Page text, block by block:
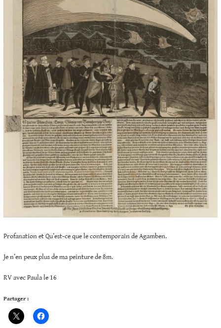
Profanation et Qu’est-ce que le contemporain de Agamben.
Je n’en peux plus de ma peinture de 8m.
RV avec Paula le 16
Partager :